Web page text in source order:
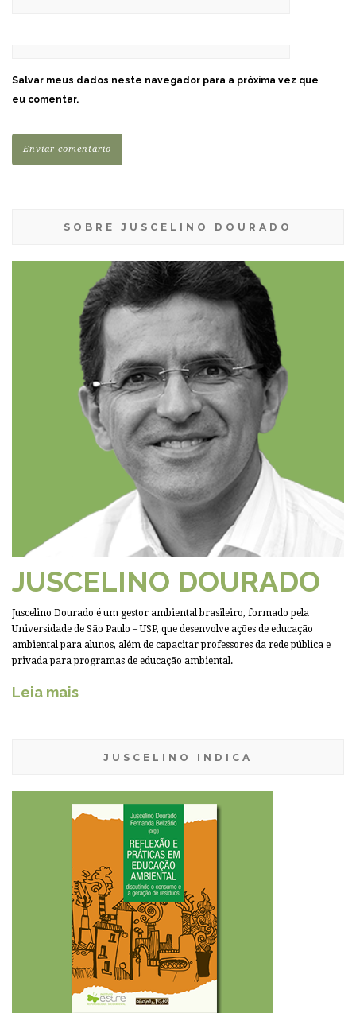
Salvar meus dados neste navegador para a próxima vez que
eu comentar.
SOBRE JUSCELINO DOURADO
JUSCELINO DOURADO
Juscelino Dourado é um gestor ambiental brasileiro, formado pela
Universidade de São Paulo – USP, que desenvolve ações de educação
ambiental para alunos, além de capacitar professores da rede pública e
privada para programas de educação ambiental.
Leia mais
JUSCELINO INDICA